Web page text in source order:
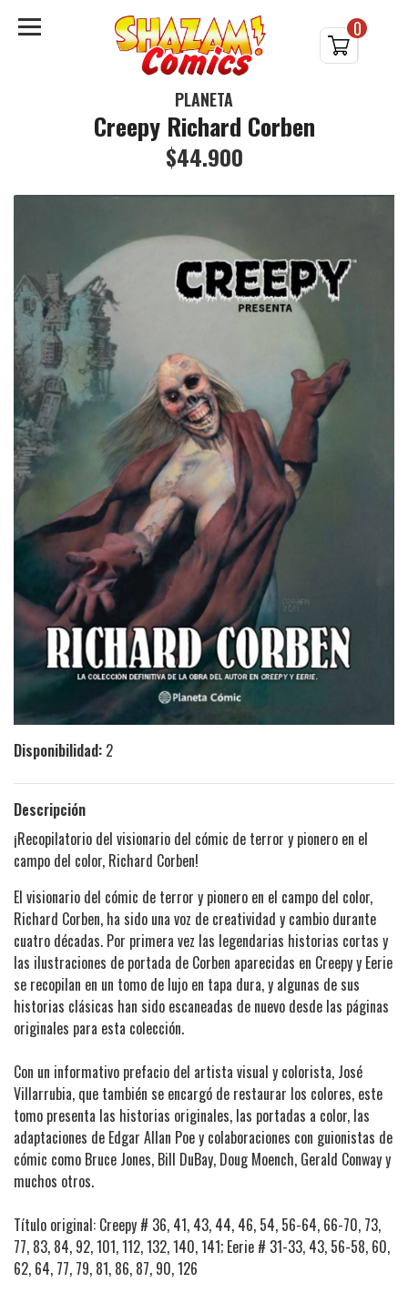
0
PLANETA
Creepy Richard Corben
$44.900
Disponibilidad: 2
Descripción
¡Recopilatorio del visionario del cómic de terror y pionero en el
campo del color, Richard Corben!
El visionario del cómic de terror y pionero en el campo del color,
Richard Corben, ha sido una voz de creatividad y cambio durante
cuatro décadas. Por primera vez las legendarias historias cortas y
las ilustraciones de portada de Corben aparecidas en Creepy y Eerie
se recopilan en un tomo de lujo en tapa dura, y algunas de sus
historias clásicas han sido escaneadas de nuevo desde las páginas
originales para esta colección.
Con un informativo prefacio del artista visual y colorista, José
Villarrubia, que también se encargó de restaurar los colores, este
tomo presenta las historias originales, las portadas a color, las
adaptaciones de Edgar Allan Poe y colaboraciones con guionistas de
cómic como Bruce Jones, Bill DuBay, Doug Moench, Gerald Conway y
muchos otros.
Título original: Creepy # 36, 41, 43, 44, 46, 54, 56-64, 66-70, 73,
77, 83, 84, 92, 101, 112, 132, 140, 141; Eerie # 31-33, 43, 56-58, 60,
62, 64, 77, 79, 81, 86, 87, 90, 126